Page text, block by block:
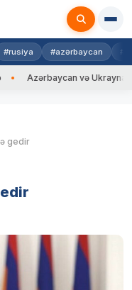
#rusiya #azərbaycan
və Ukrayna XİN
gedir